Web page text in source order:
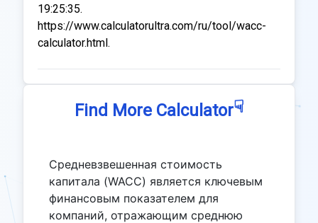
19:25:35.
https://www.calculatorultra.com/ru/tool/wacc-
calculator.html.
Find More Calculator☟
Средневзвешенная стоимость
капитала (WACC) является ключевым
финансовым показателем для
компаний, отражающим среднюю